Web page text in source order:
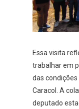
Essa visita
trabalhar em
das condições
Caracol. A
deputado